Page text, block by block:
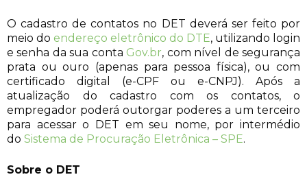
O cadastro de contatos no DET deverá ser feito por
meio do endereço eletrônico do DTE, utilizando login
e senha da sua conta Gov.br, com nível de segurança
prata ou ouro (apenas para pessoa física), ou com
certificado digital (e-CPF ou e-CNPJ). Após a
atualização do cadastro com os contatos, o
empregador poderá outorgar poderes a um terceiro
para acessar o DET em seu nome, por intermédio
do Sistema de Procuração Eletrônica – SPE.
Sobre o DET